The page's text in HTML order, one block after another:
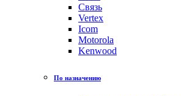
Связь
Vertex
Icom
Motorola
Kenwood
По назначению